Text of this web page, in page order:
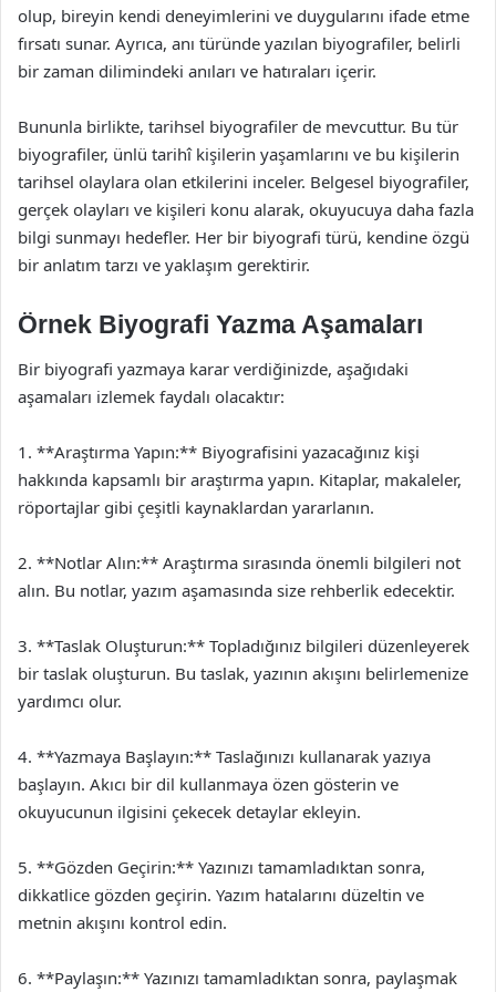
olup, bireyin kendi deneyimlerini ve duygularını ifade etme
fırsatı sunar. Ayrıca, anı türünde yazılan biyografiler, belirli
bir zaman dilimindeki anıları ve hatıraları içerir.
Bununla birlikte, tarihsel biyografiler de mevcuttur. Bu tür
biyografiler, ünlü tarihî kişilerin yaşamlarını ve bu kişilerin
tarihsel olaylara olan etkilerini inceler. Belgesel biyografiler,
gerçek olayları ve kişileri konu alarak, okuyucuya daha fazla
bilgi sunmayı hedefler. Her bir biyografi türü, kendine özgü
bir anlatım tarzı ve yaklaşım gerektirir.
Örnek Biyografi Yazma Aşamaları
Bir biyografi yazmaya karar verdiğinizde, aşağıdaki
aşamaları izlemek faydalı olacaktır:
1. **Araştırma Yapın:** Biyografisini yazacağınız kişi
hakkında kapsamlı bir araştırma yapın. Kitaplar, makaleler,
röportajlar gibi çeşitli kaynaklardan yararlanın.
2. **Notlar Alın:** Araştırma sırasında önemli bilgileri not
alın. Bu notlar, yazım aşamasında size rehberlik edecektir.
3. **Taslak Oluşturun:** Topladığınız bilgileri düzenleyerek
bir taslak oluşturun. Bu taslak, yazının akışını belirlemenize
yardımcı olur.
4. **Yazmaya Başlayın:** Taslağınızı kullanarak yazıya
başlayın. Akıcı bir dil kullanmaya özen gösterin ve
okuyucunun ilgisini çekecek detaylar ekleyin.
5. **Gözden Geçirin:** Yazınızı tamamladıktan sonra,
dikkatlice gözden geçirin. Yazım hatalarını düzeltin ve
metnin akışını kontrol edin.
6. **Paylaşın:** Yazınızı tamamladıktan sonra, paylaşmak